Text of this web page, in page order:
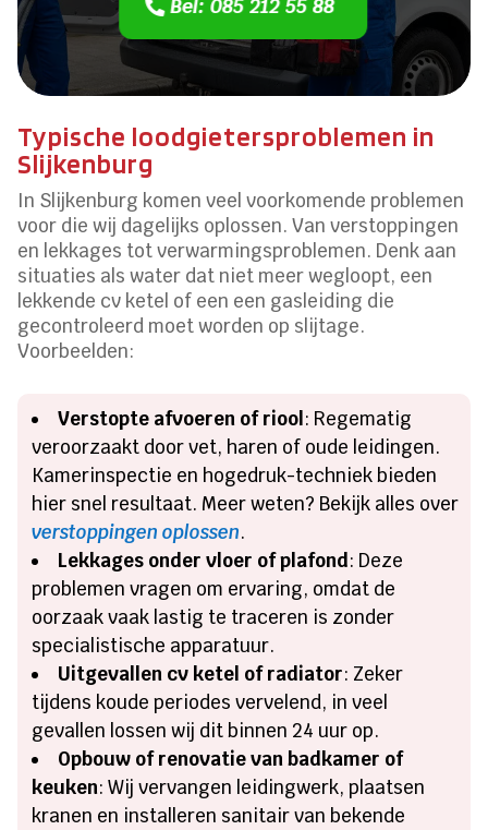
Bel: 085 212 55 88
Typische loodgietersproblemen in
Slijkenburg
In Slijkenburg komen veel voorkomende problemen
voor die wij dagelijks oplossen. Van verstoppingen
en lekkages tot verwarmingsproblemen. Denk aan
situaties als water dat niet meer wegloopt, een
lekkende cv ketel of een een gasleiding die
gecontroleerd moet worden op slijtage.
Voorbeelden:
Verstopte afvoeren of riool : Regematig
veroorzaakt door vet, haren of oude leidingen.
Kamerinspectie en hogedruk-techniek bieden
hier snel resultaat. Meer weten? Bekijk alles over
verstoppingen oplossen.
Lekkages onder vloer of plafond: Deze
problemen vragen om ervaring, omdat de
oorzaak vaak lastig te traceren is zonder
specialistische apparatuur.
Uitgevallen cv ketel of radiator: Zeker
tijdens koude periodes vervelend, in veel
gevallen lossen wij dit binnen 24 uur op.
Opbouw of renovatie van badkamer of
keuken: Wij vervangen leidingwerk, plaatsen
kranen en installeren sanitair van bekende